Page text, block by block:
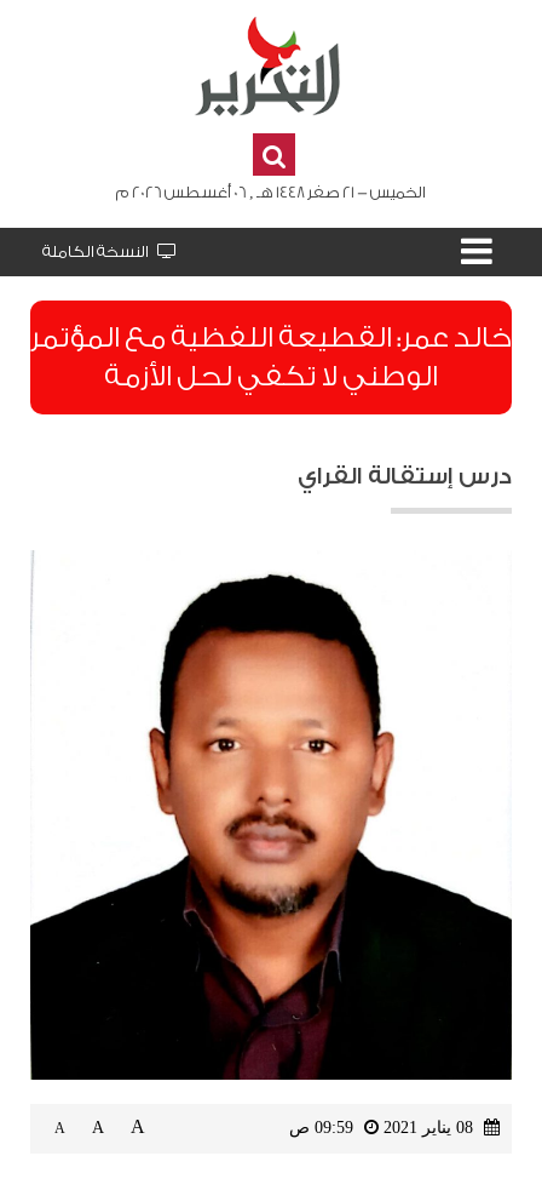
الخميس - 21 صفر 1448 هـ , 06 أغسطس 2026 م
النسخة الكاملة
​خالد عمر: القطيعة اللفظية مع المؤتمر
الوطني لا تكفي لحل الأزمة
درس إستقالة القراي
A
A
A